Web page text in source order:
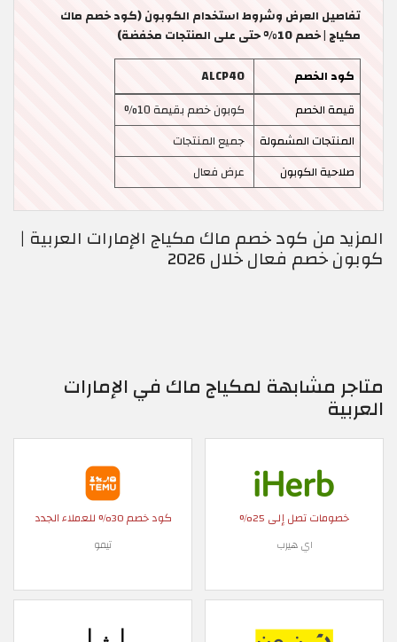
تفاصيل العرض وشروط استخدام الكوبون (كود خصم ماك
مكياج | خصم 10% حتى على المنتجات مخفضة)
كود الخصم
ALCP40
قيمة الخصم
كوبون خصم بقيمة 10%
المنتجات المشمولة
جميع المنتجات
صلاحية الكوبون
عرض فعال
المزيد من كود خصم ماك مكياج الإمارات العربية |
كوبون خصم فعال خلال 2026
متاجر مشابهة لمكياج ماك في الإمارات
العربية
خصومات تصل إلى 25%
اي هيرب
كود خصم 30% للعملاء الجدد
تيمو